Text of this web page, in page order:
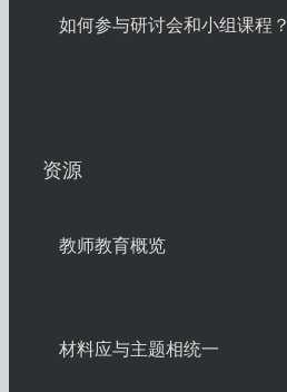
如何参与研讨会和小组课程？
资源
教师教育概览
材料应与主题相统一